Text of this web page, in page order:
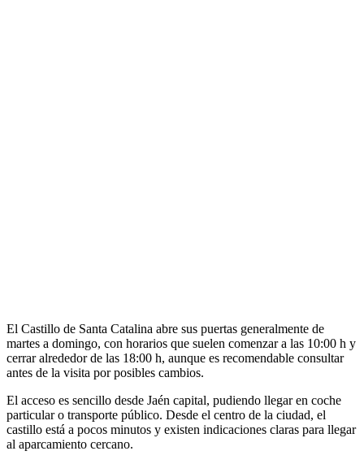
El Castillo de Santa Catalina abre sus puertas generalmente de
martes a domingo, con horarios que suelen comenzar a las 10:00 h y
cerrar alrededor de las 18:00 h, aunque es recomendable consultar
antes de la visita por posibles cambios.
El acceso es sencillo desde Jaén capital, pudiendo llegar en coche
particular o transporte público. Desde el centro de la ciudad, el
castillo está a pocos minutos y existen indicaciones claras para llegar
al aparcamiento cercano.